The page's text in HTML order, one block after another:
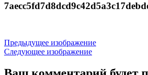
Предыдущее изображение
Следующее изображение